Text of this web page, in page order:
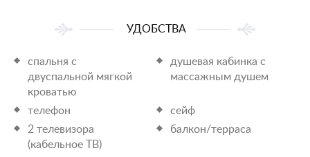
УДОБСТВА
спальня с
двуспальной мягкой
кроватью
душевая кабинка с
массажным душем
телефон
сейф
2 телевизора
(кабельное ТВ)
балкон/терраса